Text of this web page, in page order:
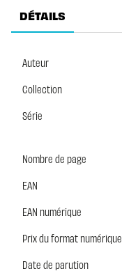
DÉTAILS
Auteur
Collection
Série
Nombre de page
EAN
EAN numérique
Prix du format numérique
Date de parution